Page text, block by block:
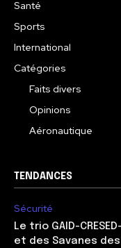
Santé
Sports
International
Catégories
Faits divers
Opinions
Aéronautique
TENDANCES
Sécurité
Le trio GAID-
et des Savanes